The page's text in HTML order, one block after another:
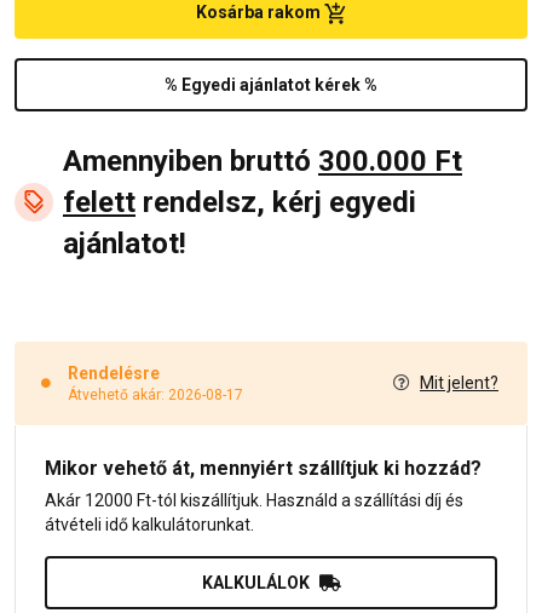
% Egyedi ajánlatot kérek %
Kosárba rakom
Amennyiben bruttó 300.000 Ft
felett rendelsz, kérj egyedi
ajánlatot!
Rendelésre
Átvehető akár: 2026-08-17
Mit jelent?
Mikor vehető át, mennyiért szállítjuk ki hozzád?
Akár 12000 Ft-tól kiszállítjuk. Használd a szállítási díj és
átvételi idő kalkulátorunkat.
KALKULÁLOK